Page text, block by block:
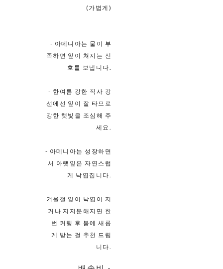
(가볍게)
- 아데니아는 물이 부
족하면 잎이 쳐지는 신
호를 보냅니다.
- 한여름 강한 직사 강
선에선 잎이 잘 타므로
강한 햇빛을 조심해 주
세요.
- 아데니아는 성장하면
서 아랫잎은 자연스럽
게 낙엽집니다.
겨울철 잎이 낙엽이 지
거나 지저분해지면 한
번 커팅 후 봄에 새롭
게 받는 걸 추천 드립
니다.